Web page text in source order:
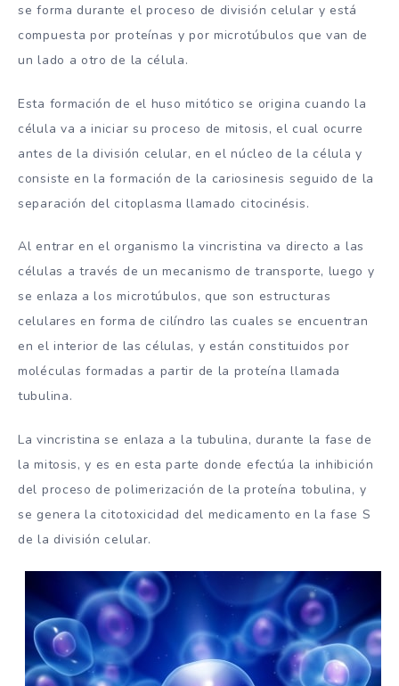
se forma durante el proceso de división celular y está
compuesta por proteínas y por microtúbulos que van de
un lado a otro de la célula.
Esta formación de el huso mitótico se origina cuando la
célula va a iniciar su proceso de mitosis, el cual ocurre
antes de la división celular, en el núcleo de la célula y
consiste en la formación de la cariosinesis seguido de la
separación del citoplasma llamado citocinésis.
Al entrar en el organismo la vincristina va directo a las
células a través de un mecanismo de transporte, luego y
se enlaza a los microtúbulos, que son estructuras
celulares en forma de cilíndro las cuales se encuentran
en el interior de las células, y están constituidos por
moléculas formadas a partir de la proteína llamada
tubulina.
La vincristina se enlaza a la tubulina, durante la fase de
la mitosis, y es en esta parte donde efectúa la inhibición
del proceso de polimerización de la proteína tobulina, y
se genera la citotoxicidad del medicamento en la fase S
de la división celular.